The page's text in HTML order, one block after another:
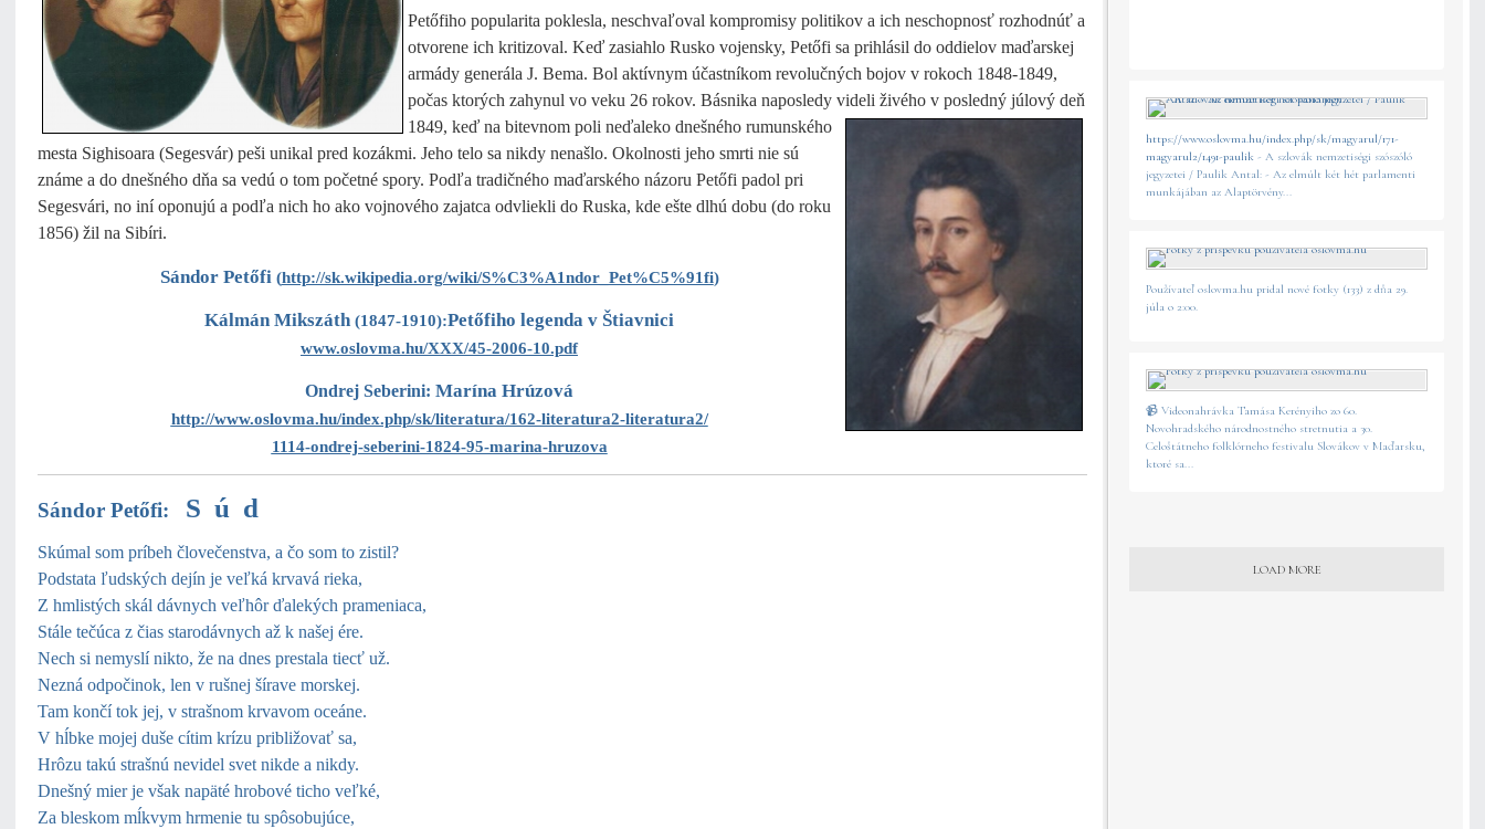
Petőfiho popularita poklesla, neschvaľoval kompromisy politikov a ich neschopnosť rozhodnúť a
otvorene ich kritizoval. Keď zasiahlo Rusko vojensky, Petőfi sa prihlásil do oddielov maďarskej
armády generála J. Bema. Bol aktívnym účastníkom revolučných bojov v rokoch 1848-1849,
počas ktorých zahynul vo veku 26 rokov. Básnika naposledy videli živého v posledný júlový deň
1849, keď na bitevnom poli neďaleko dnešného rumunského
mesta Sighisoara (Segesvár) peši unikal pred kozákmi. Jeho telo sa nikdy nenašlo. Okolnosti jeho smrti nie sú
známe a do dnešného dňa sa vedú o tom početné spory. Podľa tradičného maďarského názoru Petőfi padol pri
Segesvári, no iní oponujú a podľa nich ho ako vojnového zajatca odvliekli do Ruska, kde ešte dlhú dobu (do roku
1856) žil na Sibíri.
Sándor Petőfi (http://sk.wikipedia.org/wiki/S%C3%A1ndor_Pet%C5%91fi)
Kálmán Mikszáth(1847-1910):Petőfiho legenda v Štiavnici
www.oslovma.hu/XXX/45-2006-10.pdf
Ondrej Seberini: Marína Hrúzová
http://www.oslovma.hu/index.php/sk/literatura/162-literatura2-literatura2/
1114-ondrej-seberini-1824-95-marina-hruzova
Sándor Petőfi: S ú d
Skúmal som príbeh človečenstva, a čo som to zistil?
Podstata ľudských dejín je veľká krvavá rieka,
Z hmlistých skál dávnych veľhôr ďalekých prameniaca,
Stále tečúca z čias starodávnych až k našej ére.
Nech si nemyslí nikto, že na dnes prestala tiecť už.
Nezná odpočinok, len v rušnej šírave morskej.
Tam končí tok jej, v strašnom krvavom oceáne.
V hĺbke mojej duše cítim krízu približovať sa,
Hrôzu takú strašnú nevidel svet nikde a nikdy.
Dnešný mier je však napäté hrobové ticho veľké,
Za bleskom mĺkvym hrmenie tu spôsobujúce,
https://www.oslovma.hu/index.php/sk/magyarul/171-
magyarul2/1491-paulik - A szlovák nemzetiségi szószóló
jegyzetei / Paulik Antal: - Az elmúlt két hét parlamenti
munkájában az Alaptörvény...
Používateľ oslovma.hu pridal nové fotky (133) z dňa 29.
júla o 2:00.
📹 Videonahrávka Tamása Kerényiho zo 60.
Novohradského národnostného stretnutia a 30.
Celoštátneho folklórneho festivalu Slovákov v Maďarsku,
ktoré sa...
LOAD MORE